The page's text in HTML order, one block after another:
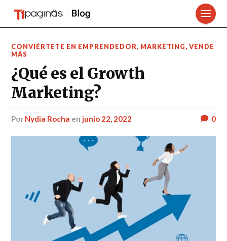
CONVIÉRTETE EN EMPRENDEDOR, MARKETING,VENDE
MÁS
¿Qué es el Growth
Marketing?
por Nydia Rocha en junio 22, 2022 0